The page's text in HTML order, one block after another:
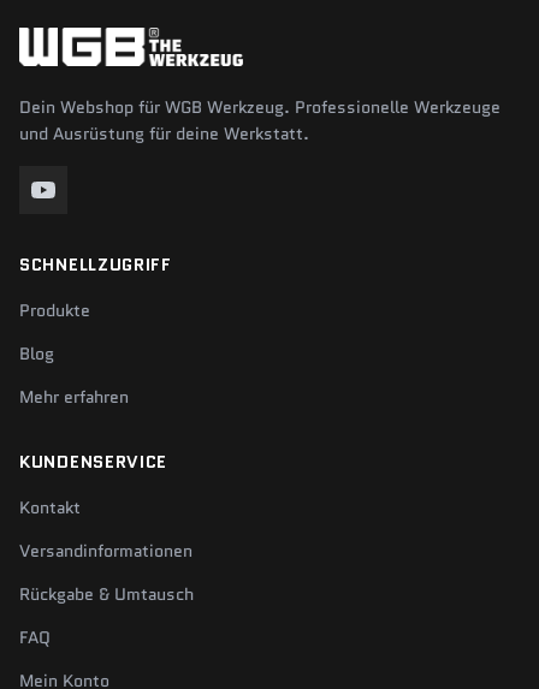
Dein Webshop für WGB Werkzeug. Professionelle Werkzeuge
und Ausrüstung für deine Werkstatt.
SCHNELLZUGRIFF
Produkte
Blog
Mehr erfahren
KUNDENSERVICE
Kontakt
Versandinformationen
Rückgabe & Umtausch
FAQ
Mein Konto